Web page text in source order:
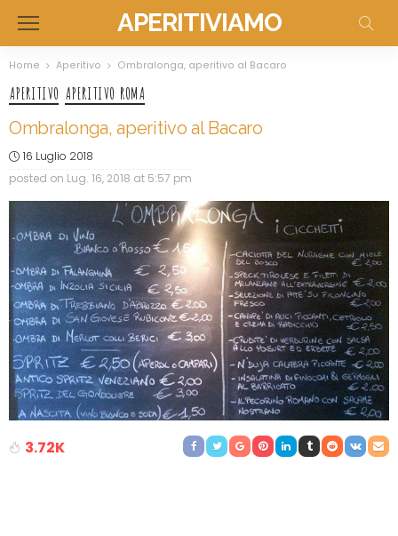
APERITIVIAMO
Home Aperitivo Ombralonga, aperitivo al Bacaro
APERITIVO APERITIVO ROMA
Ombralonga, aperitivo al Bacaro
16 Luglio 2018
posted on Lug. 16, 2018 at 5:57 pm
3.72K